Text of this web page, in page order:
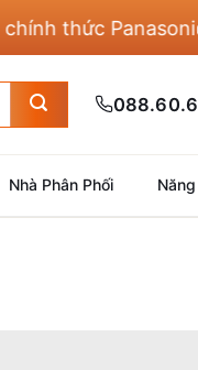
thức Panasonic,
Nhà Phân Phối